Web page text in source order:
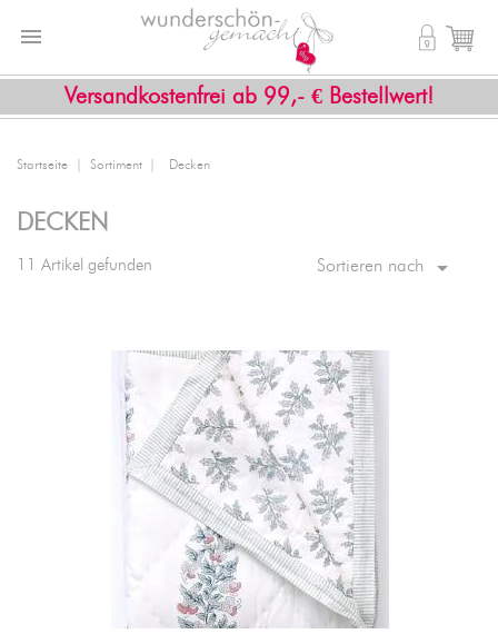
Versandkostenfrei ab 99,- € Bestellwert!
 shopping_cart

Startseite Sortiment Decken
DECKEN
11 Artikel gefunden Sortieren nach 